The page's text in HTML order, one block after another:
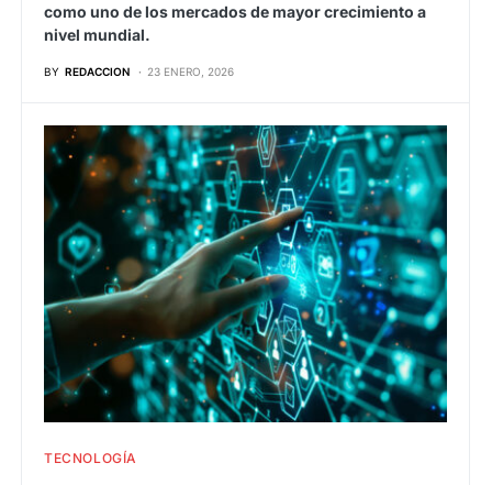
como uno de los mercados de mayor crecimiento a
nivel mundial.
BY REDACCION 23 ENERO, 2026
TECNOLOGÍA